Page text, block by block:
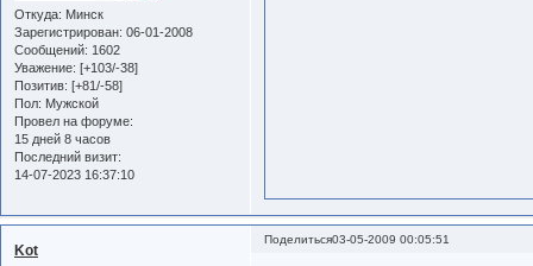
Откуда: Минск
Зарегистрирован: 06-01-2008
Сообщений: 1602
Уважение: [+103/-38]
Позитив: [+81/-58]
Пол: Мужской
Провел на форуме:
15 дней 8 часов
Последний визит:
14-07-2023 16:37:10
Поделиться03-05-2009 00:05:51
Kot